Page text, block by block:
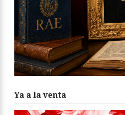
Ya a la venta